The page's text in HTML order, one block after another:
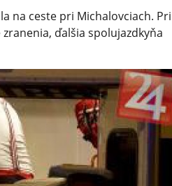
na ceste pri Michalovciach. Pri
ďalšia spolujazdkyňa